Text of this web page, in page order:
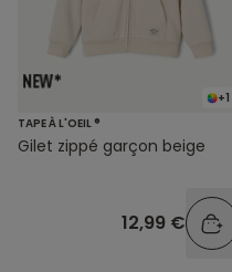
+1
TAPE À L'OEIL ®
Gilet zippé garçon beige
12,99 €